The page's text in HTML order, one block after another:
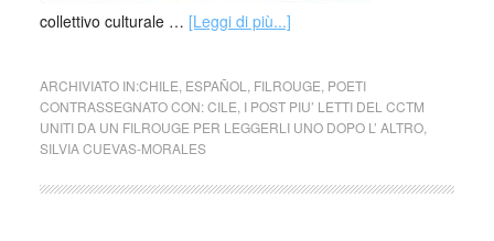
collettivo culturale … [Leggi di più...]
ARCHIVIATO IN:CHILE ESPAÑOL FILROUGE POETI
CONTRASSEGNATO CON:CILE I POST PIU’ LETTI DEL CCTM
UNITI DA UN FILROUGE PER LEGGERLI UNO DOPO L’ ALTRO,
SILVIA CUEVAS-MORALES